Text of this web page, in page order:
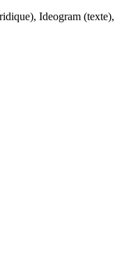
Ideogram (texte),